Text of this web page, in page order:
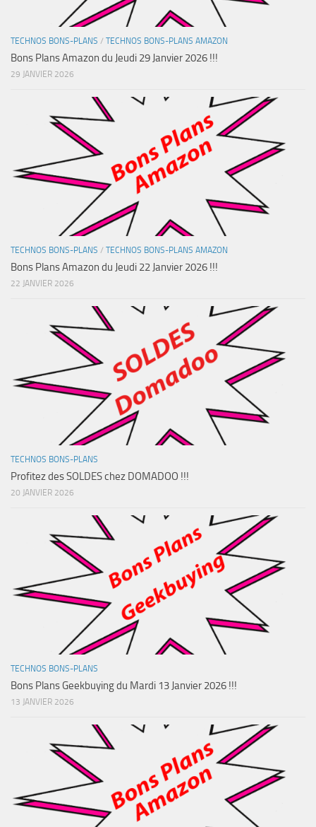
TECHNOS BONS-PLANS / TECHNOS BONS-PLANS AMAZON
Bons Plans Amazon du Jeudi 29 Janvier 2026 !!!
29 JANVIER 2026
TECHNOS BONS-PLANS / TECHNOS BONS-PLANS AMAZON
Bons Plans Amazon du Jeudi 22 Janvier 2026 !!!
22 JANVIER 2026
TECHNOS BONS-PLANS
Profitez des SOLDES chez DOMADOO !!!
20 JANVIER 2026
TECHNOS BONS-PLANS
Bons Plans Geekbuying du Mardi 13 Janvier 2026 !!!
13 JANVIER 2026